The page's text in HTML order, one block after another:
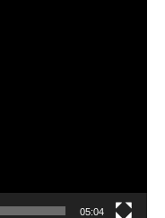
05:04